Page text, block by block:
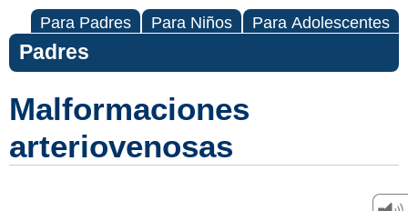
Para Padres Para Niños Para Adolescentes
Padres
Malformaciones
arteriovenosas